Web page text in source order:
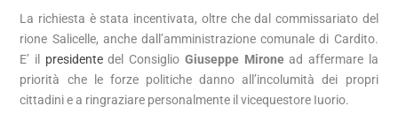
La richiesta è stata incentivata, oltre che dal commissariato del
rione Salicelle, anche dall’amministrazione comunale di Cardito.
E’ il presidentedel Consiglio Giuseppe Mironead affermare la
priorità che le forze politiche danno all’incolumità dei propri
cittadini e a ringraziare personalmente il vicequestore Iuorio.